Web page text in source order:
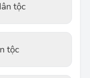
tộc
tộc